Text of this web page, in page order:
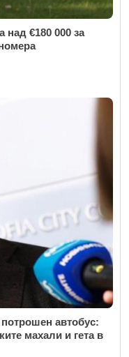
над €180 000 за
автобус:
махали и гета в